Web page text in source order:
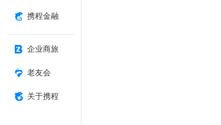
携程金融
企业商旅
老友会
关于携程